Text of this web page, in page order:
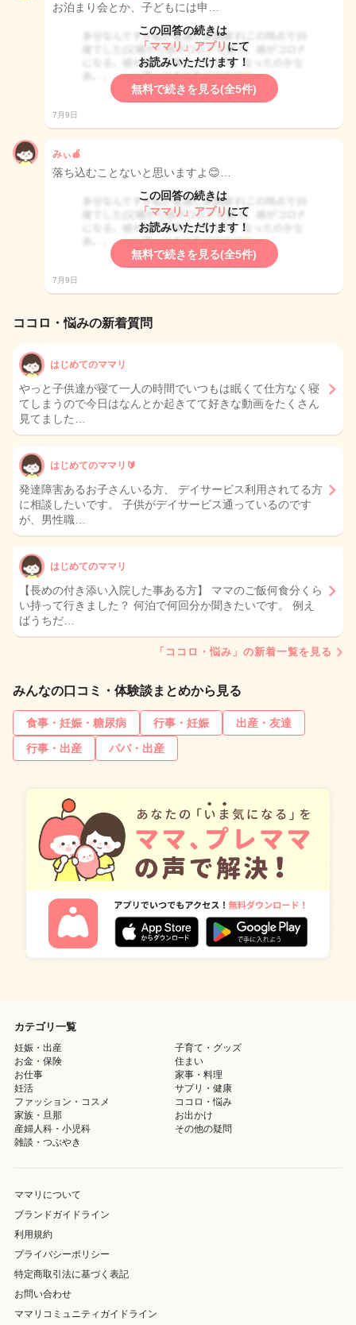
お泊まり会とか、子どもには申…
この回答の続きは
「ママリ」アプリ にて
お読みいただけます！
無料で続きを見る(全5件)
7月9日
みぃ🍎
落ち込むことないと思いますよ😊…
この回答の続きは
「ママリ」アプリ にて
お読みいただけます！
無料で続きを見る(全5件)
7月9日
ココロ・悩みの新着質問
はじめてのママリ
やっと子供達が寝て一人の時間でいつもは眠くて仕方なく寝
てしまうので今日はなんとか起きてて好きな動画をたくさん
見てました…
はじめてのママリ🔰
発達障害あるお子さんいる方、 デイサービス利用されてる方
に相談したいです。 子供がデイサービス通っているのです
が、男性職…
はじめてのママリ
【長めの付き添い入院した事ある方】 ママのご飯何食分くら
い持って行きました？ 何泊で何回分か聞きたいです。 例え
ばうちだ…
「ココロ・悩み」の新着一覧を見る
みんなの口コミ・体験談まとめから見る
食事・妊娠・糖尿病 行事・妊娠
出産・友達
行事・出産
パパ・出産
カテゴリ一覧
妊娠・出産
子育て・グッズ
お金・保険
住まい
お仕事
家事・料理
妊活
サプリ・健康
ファッション・コスメ
ココロ・悩み
家族・旦那
お出かけ
産婦人科・小児科
その他の疑問
雑談・つぶやき
ママリについて
ブランドガイドライン
利用規約
プライバシーポリシー
特定商取引法に基づく表記
お問い合わせ
ママリコミュニティガイドライン